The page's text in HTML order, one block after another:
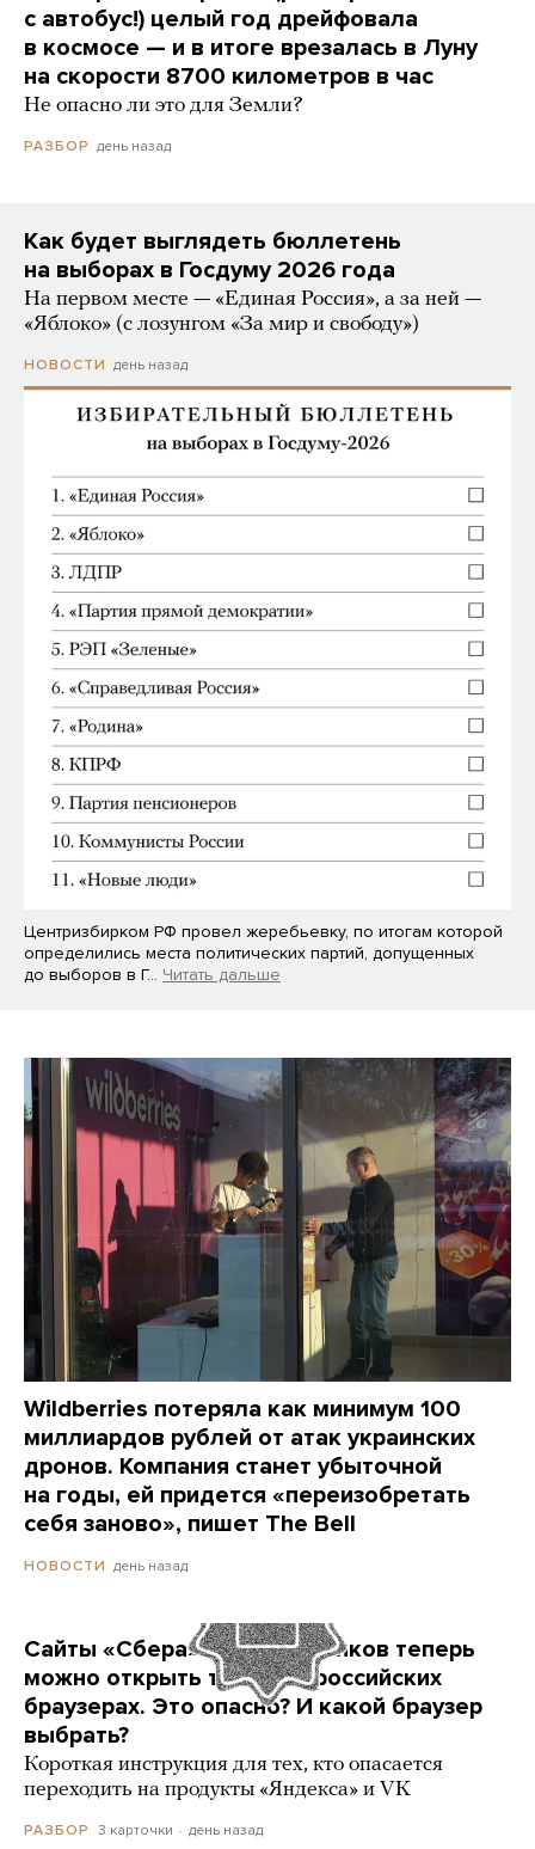
с автобус!) целый год дрейфовала
в космосе — и в итоге врезалась в Луну
на скорости 8700 километров в час
Не опасно ли это для Земли?
РАЗБОР день назад
Как будет выглядеть бюллетень
на выборах в Госдуму 2026 года
На первом месте — «Единая Россия», а за ней —
«Яблоко» (с лозунгом «За мир и свободу»)
НОВОСТИ день назад
Центризбирком РФ провел жеребьевку, по итогам которой
определились места политических партий, допущенных
до выборов в Г… Читать дальше
Wildberries потеряла как минимум 100
миллиардов рублей от атак украинских
дронов. Компания станет убыточной
на годы, ей придется «переизобретать
себя заново», пишет The Bell
НОВОСТИ день назад
Сайты «Сбера» и других банков теперь
можно открыть только в российских
браузерах. Это опасно? И какой браузер
выбрать?
Короткая инструкция для тех, кто опасается
переходить на продукты «Яндекса» и VK
РАЗБОР 3 карточки день назад